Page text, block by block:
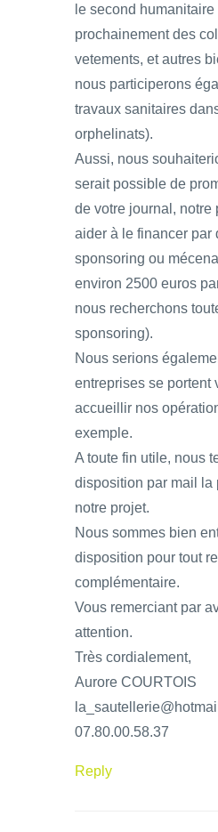
le second
prochainement des
vetements, et autres
nous participerons
travaux sanitaires
orphelinats).
Aussi, nous
serait possible de
de votre journal, notre
aider à le financer par
sponsoring ou
environ 2500 euros
nous recherchons
sponsoring).
Nous serions
entreprises se portent
accueillir nos
exemple.
A toute fin utile, nous
disposition par mail la
notre projet.
Nous sommes bien
disposition pour tout
complémentaire.
Vous remerciant par
attention.
Très cordialement,
Aurore COURTOIS
07.80.00.58.37
Reply